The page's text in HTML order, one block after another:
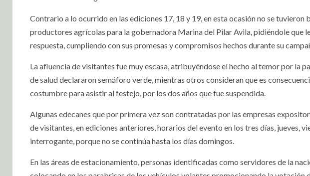
Contrario a lo ocurrido en las ediciones 17, 18 y 19, en esta ocasión no se
productores agrícolas para la gobernadora Marina del Pilar Avila, pidiéndole que
respuesta, cumpliendo con sus promesas y compromisos hechos durante su
La afluencia de visitantes fue muy escasa, atribuyéndose el hecho al temor por la
de salud declararon semáforo verde, mientras otros consideran que es
costumbre para asistir al festejo, por los dos años que fue suspendida.
Algunas edecanes que por primera vez son contratadas por las empresas
de visitantes, en ediciones anteriores, horarios del evento en los tres días, jueves,
interrogante, porque no se continúa hasta los días domingos.
En las áreas de estacionamiento, personas identificadas como servidores de la